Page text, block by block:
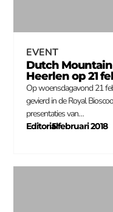
EVENT
Dutch Mountain
Heerlen op 21
Op woensdagavond 21
gevierd in de Royal
presentaties van…
Editorial
–
5 februari 2018